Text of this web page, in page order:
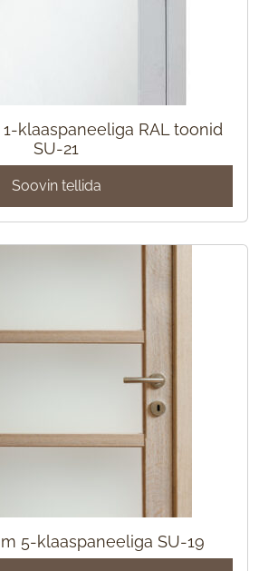
klaaspaneeliga RAL toonid
SU-21
Soovin tellida
5-klaaspaneeliga SU-19